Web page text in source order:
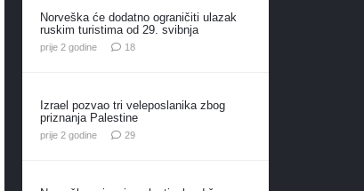
Norveška će dodatno ograničiti ulazak
ruskim turistima od 29. svibnja
prije 2 godine 18komentara
Izrael pozvao tri veleposlanika zbog
priznanja Palestine
prije 2 godine 29komentara